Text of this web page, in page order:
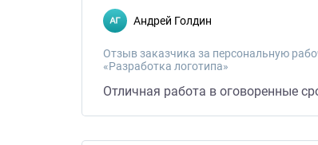
Андрей Голдин
Отзыв заказчика за персональную
«Разработка логотипа»
Отличная работа в оговоренные